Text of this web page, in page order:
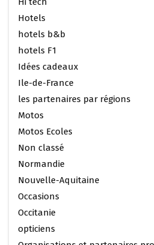
Hotels
hotels b&b
hotels F1
Idées cadeaux
Ile-de-France
les partenaires par régions
Motos
Motos Ecoles
Non classé
Normandie
Nouvelle-Aquitaine
Occasions
Occitanie
opticiens